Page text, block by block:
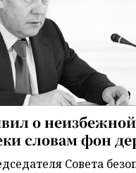
о
словам фон
Совета